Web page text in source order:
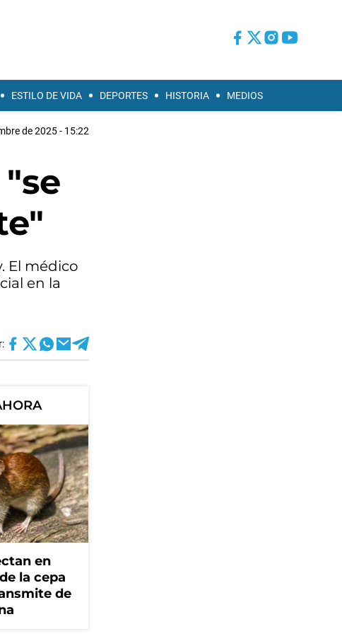
ESTILO DE VIDA DEPORTES HISTORIA MEDIOS
de 2025 - 15:22
El médico
en la
en
la cepa
de